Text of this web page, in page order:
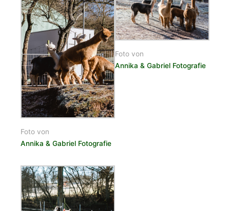
Foto von
Annika & Gabriel Fotografie
Foto von
Annika & Gabriel Fotografie